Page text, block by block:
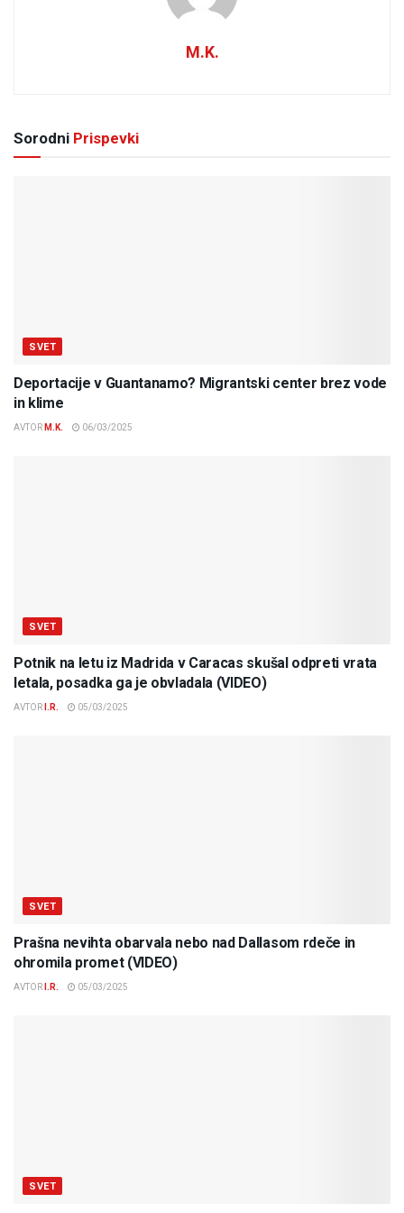
M.K.
Sorodni Prispevki
SVET
Deportacije v Guantanamo? Migrantski center brez vode
in klime
AVTOR M.K. 06/03/2025
SVET
Potnik na letu iz Madrida v Caracas skušal odpreti vrata
letala, posadka ga je obvladala (VIDEO)
AVTOR I.R. 05/03/2025
SVET
Prašna nevihta obarvala nebo nad Dallasom rdeče in
ohromila promet (VIDEO)
AVTOR I.R. 05/03/2025
SVET